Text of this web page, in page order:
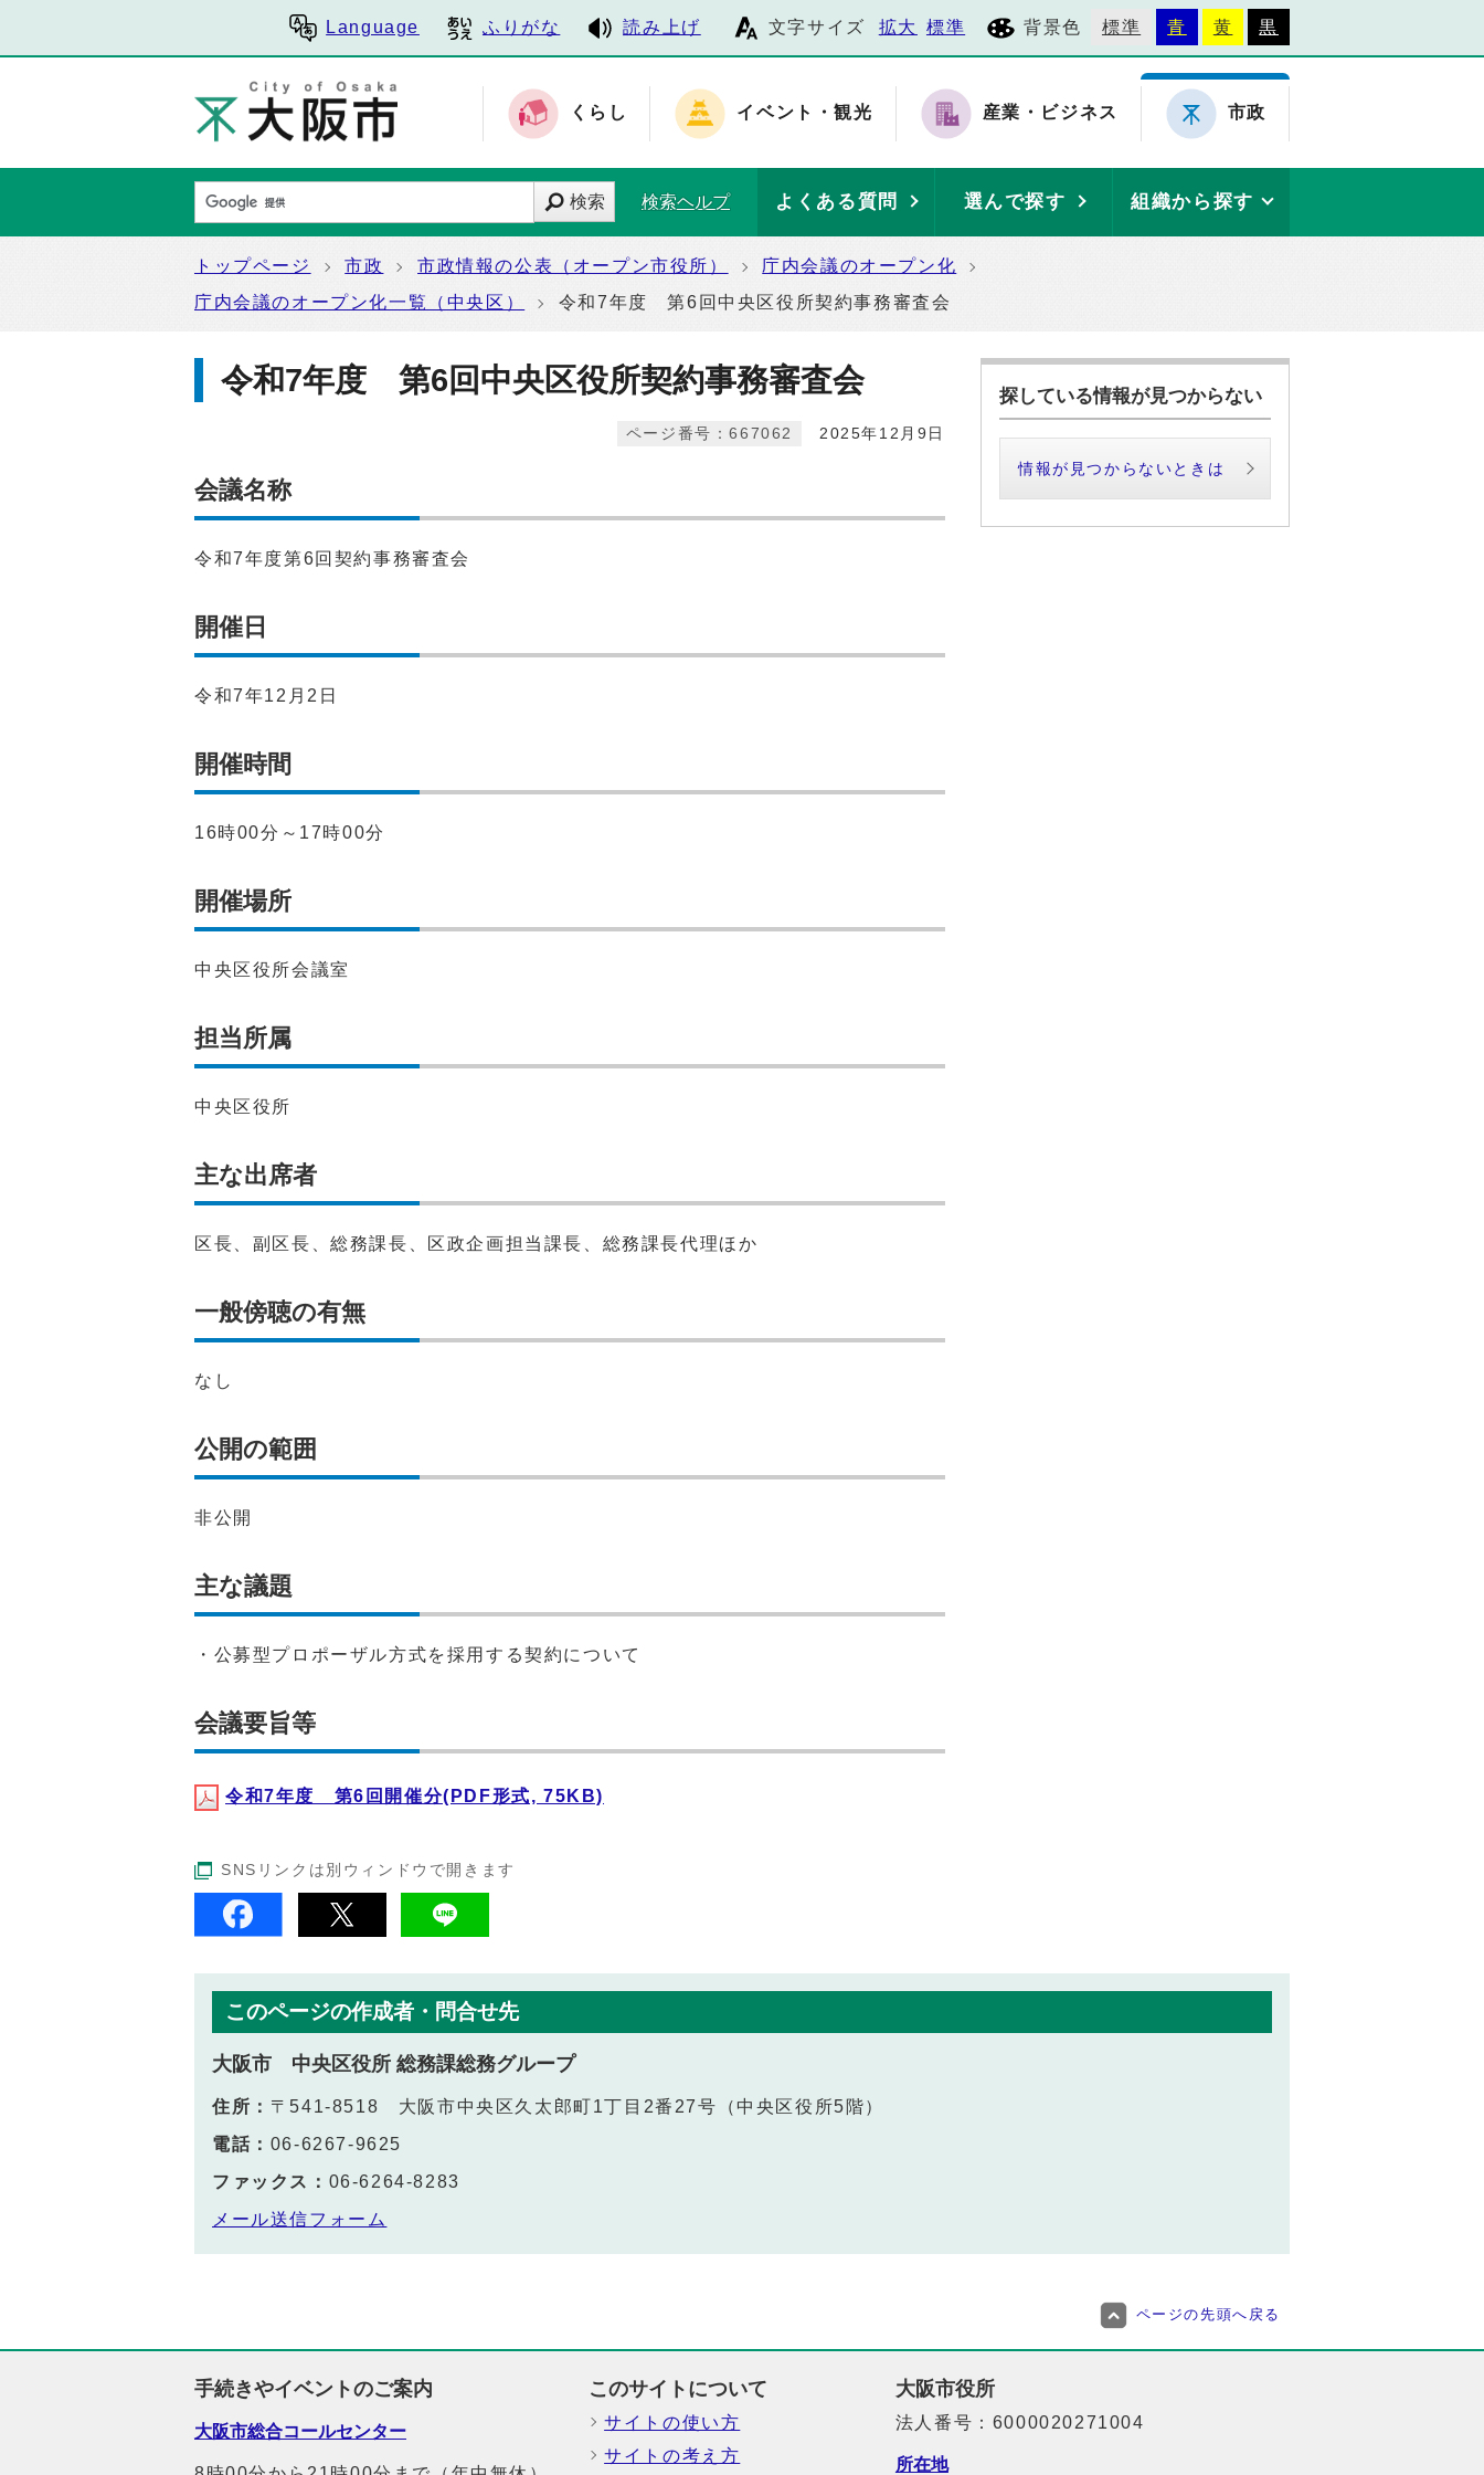
Language ふりがな 読み上げ 文字サイズ 拡大 標準 背景色 標準 青 黄 黒
くらし イベント・観光 産業・ビジネス 市政
検索 検索ヘルプ よくある質問 選んで探す 組織から探す
トップページ 市政 市政情報の公表（オープン市役所）
庁内会議のオープン化
庁内会議のオープン化一覧（中央区）
令和7年度 第6回中央区役所契約事務審査会
令和7年度 第6回中央区役所契約事務審査会
2025年12月9日
ページ番号：667062
会議名称
令和7年度第6回契約事務審査会
開催日
令和7年12月2日
開催時間
16時00分～17時00分
開催場所
中央区役所会議室
担当所属
中央区役所
主な出席者
区長、副区長、総務課長、区政企画担当課長、総務課長代理ほか
一般傍聴の有無
なし
公開の範囲
非公開
主な議題
・公募型プロポーザル方式を採用する契約について
会議要旨等
令和7年度 第6回開催分(PDF形式, 75KB)
SNSリンクは別ウィンドウで開きます
探している情報が見つからない
情報が見つからないときは
このページの作成者・問合せ先
大阪市 中央区役所 総務課総務グループ
住所： 〒541-8518 大阪市中央区久太郎町1丁目2番27号（中央区役所5階）
電話： 06-6267-9625
ファックス： 06-6264-8283
メール送信フォーム
ページの先頭へ戻る
手続きやイベントのご案内
大阪市総合コールセンター
このサイトについて
サイトの使い方
サイトの考え方
大阪市役所
法人番号：6000020271004
所在地